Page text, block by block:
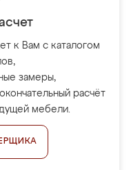
к Вам с каталогом
замеры,
расчёт
мебели.